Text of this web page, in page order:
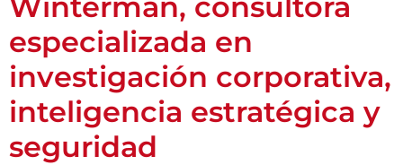
especializada en
investigación corporativa,
inteligencia estratégica y
seguridad